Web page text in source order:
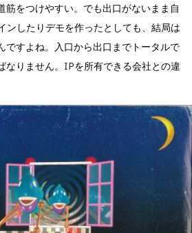
筋をつけやすい。でも出口がないまま自
ンしたりデモを作ったとしても、結局は
ですよね。入口から出口までトータルで
なりません。IPを所有できる会社との違